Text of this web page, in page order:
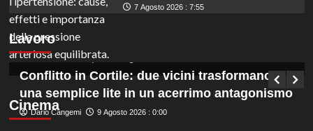
7 Agosto 2026 : 7:55
Lavoro
Milano assume 16 istruttori direttivi:
opportunità per laureati, anche triennali, nei
servizi tecnici.
Germana Bevilacqua
Cinema
Conflitto in Cortile: due vicini trasformano
una semplice lite in un acerrimo antagonismo
Dario Cangemi 9 Agosto 2026 : 0:00